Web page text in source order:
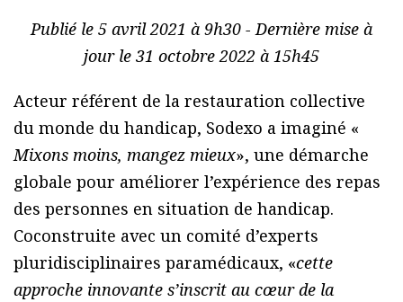
Publié le 5 avril 2021 à 9h30 - Dernière mise à
jour le 31 octobre 2022 à 15h45
Acteur référent de la restauration collective
du monde du handicap, Sodexo a imaginé «
Mixons moins, mangez mieux», une démarche
globale pour améliorer l’expérience des repas
des personnes en situation de handicap.
Coconstruite avec un comité d’experts
pluridisciplinaires paramédicaux, «cette
approche innovante s’inscrit au cœur de la